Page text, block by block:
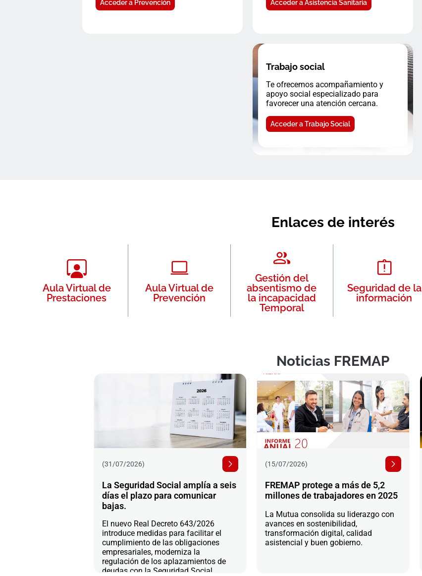
Acceder a Prevención Acceder a Asistencia Sanitaria
Trabajo social
Te ofrecemos acompañamiento y
apoyo social especializado para
favorecer una atención cercana.
Acceder a Trabajo Social
Enlaces de interés
Aula Virtual de
Prestaciones
Aula Virtual de
Prevención
Gestión del
absentismo de
la incapacidad
Temporal
Seguridad de la
información
Noticias FREMAP
(31/07/2026)
La Seguridad Social amplía a seis
días el plazo para comunicar
bajas.
El nuevo Real Decreto 643/2026
introduce medidas para facilitar el
cumplimiento de las obligaciones
empresariales, moderniza la
regulación de los aplazamientos de
deudas con la Seguridad Social
(15/07/2026)
FREMAP protege a más de 5,2
millones de trabajadores en 2025
La Mutua consolida su liderazgo con
avances en sostenibilidad,
transformación digital, calidad
asistencial y buen gobierno.